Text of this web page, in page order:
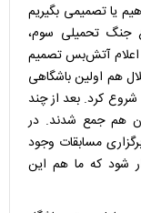
یا تصمیمی بگیریم
جنگ تحمیلی سوم،
اعلام آتش‌بس تصمیم
هم اولین باشگاهی
شروع کرد. بعد از چند
هم جمع شدند. در
مسابقات وجود
شود که ما هم این